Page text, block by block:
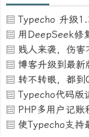
Typecho 升级
用DeepSeek修
贱人来袭，伤害
博客升级到最
转不转眼，都到
Typecho代码版
PHP多用户记账
使Typecho支持